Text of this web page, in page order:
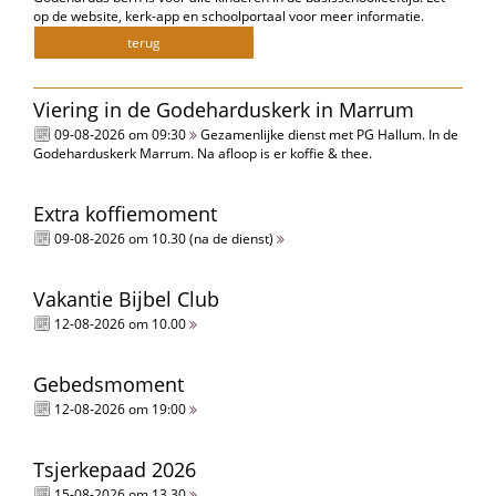
op de website, kerk-app en schoolportaal voor meer informatie.
terug
Viering in de Godeharduskerk in Marrum
09-08-2026 om 09:30
Gezamenlijke dienst met PG Hallum. In de
Godeharduskerk Marrum. Na afloop is er koffie & thee.
Extra koffiemoment
09-08-2026 om 10.30 (na de dienst)
Vakantie Bijbel Club
12-08-2026 om 10.00
Gebedsmoment
12-08-2026 om 19:00
Tsjerkepaad 2026